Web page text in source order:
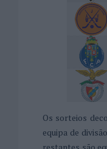
Os sorteios
equipa de